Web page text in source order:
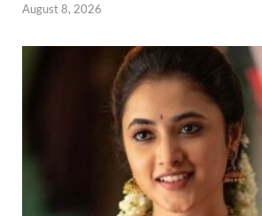
August 8, 2026